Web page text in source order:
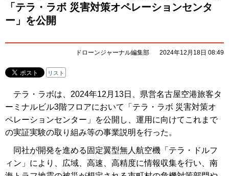
「テラ・ラボ 災害対策オペレーションセンタ
ー」を公開
ドローンジャーナル編集部 2024年12月18日 08:49
リスト
テラ・ラボは、2024年12月13日、県営名古屋空港旅客タ
ーミナルビル3階フロアにおいて「テラ・ラボ 災害対策オ
ペレーションセンター」を公開し、運用に向けてこれまで
の実証実験の取り組み等の事業説明を行った。
同社が開発を進める固定翼型無人航空機「テラ・ドルフ
ィン」により、広域、高速、高精度に情報収集を行い、南